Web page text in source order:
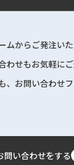
からご発注いた
せもお気軽にご
、お問い合わせ
問い合わせをする